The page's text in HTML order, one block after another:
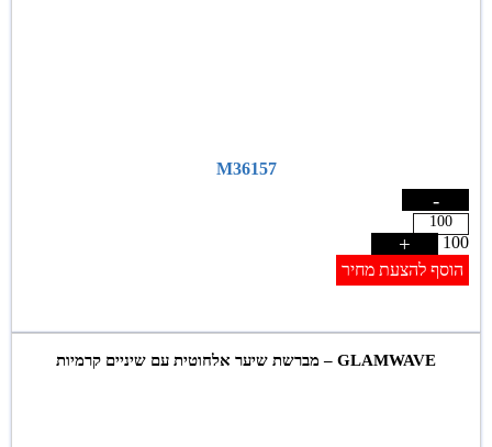
M36157
-
100
+
הוסף להצעת מחיר
GLAMWAVE – מברשת שיער אלחוטית עם שיניים קרמיות